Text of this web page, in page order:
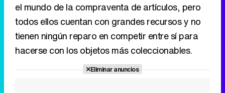
el mundo de la compraventa de artículos, pero
todos ellos cuentan con grandes recursos y no
tienen ningún reparo en competir entre sí para
hacerse con los objetos más coleccionables.
Eliminar anuncios